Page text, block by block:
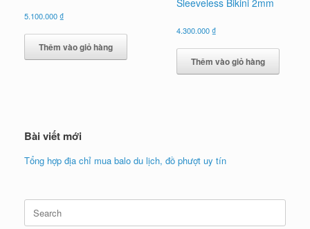
5.100.000₫
Thêm vào giỏ hàng
Sleeveless Bikini 2mm
4.300.000₫
Thêm vào giỏ hàng
Bài viết mới
Tổng hợp địa chỉ mua balo du lịch, đồ phượt uy tín
Search
for: